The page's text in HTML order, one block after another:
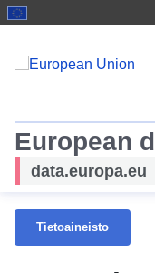
European
data.europa.eu
Tietoaineisto